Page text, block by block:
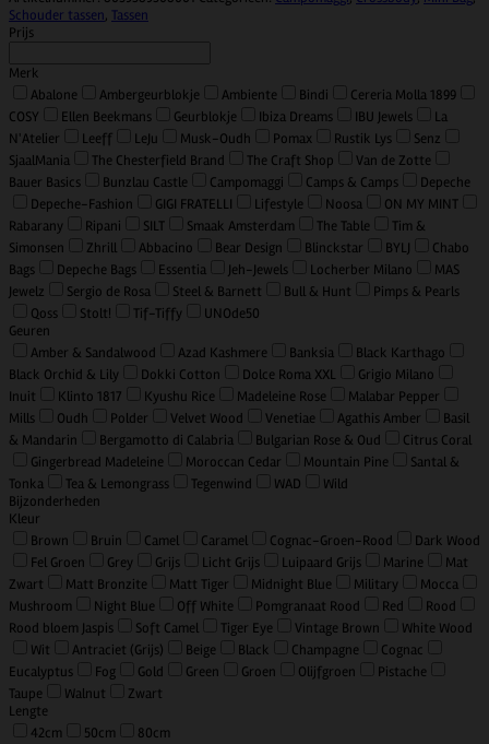
Schouder tassen, Tassen
Prijs
Merk
Abalone
Ambergeurblokje Ambiente Bindi
Cereria Molla 1899
COSY
Ellen Beekmans Geurblokje Ibiza Dreams IBU Jewels
La
N'Atelier
Leeff LeJu Musk-Oudh Pomax Rustik Lys
Senz
SjaalMania
The Chesterfield Brand The Craft Shop
Van de Zotte
Bauer Basics
Bunzlau Castle Campomaggi Camps & Camps
Depeche
Depeche-Fashion
GIGI FRATELLI Lifestyle Noosa
ON MY MINT
Rabarany
Ripani SILT Smaak Amsterdam The Table
Tim &
Simonsen
Zhrill Abbacino Bear Design Blinckstar BYLJ
Chabo
Bags
Depeche Bags Essentia Jeh-Jewels Locherber Milano
MAS
Jewelz
Sergio de Rosa Steel & Barnett Bull & Hunt
Pimps & Pearls
Qoss
Stolt! Tif-Tiffy
UNOde50
Geuren
Amber & Sandalwood
Azad Kashmere Banksia
Black Karthago
Black Orchid & Lily
Dokki Cotton Dolce Roma XXL
Grigio Milano
Inuit
Klinto 1817 Kyushu Rice Madeleine Rose
Malabar Pepper
Mills
Oudh Polder Velvet Wood Venetiae Agathis Amber
Basil
& Mandarin
Bergamotto di Calabria Bulgarian Rose & Oud
Citrus Coral
Gingerbread Madeleine
Moroccan Cedar Mountain Pine
Santal &
Tonka
Tea & Lemongrass Tegenwind WAD
Wild
Bijzonderheden
Kleur
Brown
Bruin Camel Caramel Cognac-Groen-Rood
Dark Wood
Fel Groen
Grey Grijs Licht Grijs Luipaard Grijs Marine
Mat
Zwart
Matt Bronzite Matt Tiger Midnight Blue Military
Mocca
Mushroom
Night Blue Off White Pomgranaat Rood Red
Rood
Rood bloem Jaspis
Soft Camel Tiger Eye Vintage Brown
White Wood
Wit
Antraciet (Grijs) Beige Black Champagne
Cognac
Eucalyptus
Fog Gold Green Groen Olijfgroen
Pistache
Taupe
Walnut
Zwart
Lengte
42cm
50cm
80cm